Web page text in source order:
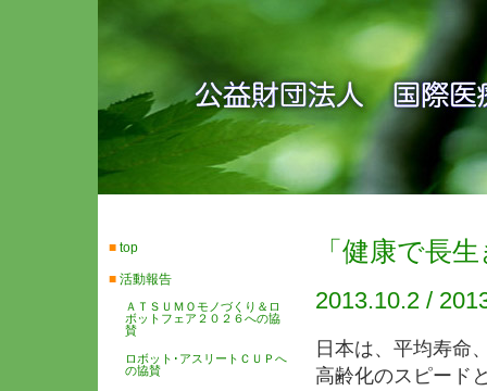
■ top
■ 活動報告
ＡＴＳＵＭＯモノづくり＆ロ
ボットフェア２０２６への協
賛
ロボット･アスリートＣＵＰへ
の協賛
「健康で長
2013.10.2 /
日本は、平均寿命
高齢化のスピード